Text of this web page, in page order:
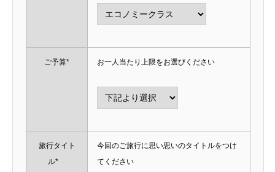
ご予算* お一人当たり上限をお選びください
旅行タイト
ル*
今回のご旅行に思い思いのタイトルをつけ
てください